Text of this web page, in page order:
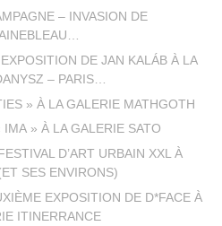
– INVASION DE
DE JAN KALÁB À LA
– PARIS…
» À LA GALERIE MATHGOTH
» À LA GALERIE SATO
D’ART URBAIN XXL À
SES ENVIRONS)
EXPOSITION DE D*FACE À
ITINERRANCE